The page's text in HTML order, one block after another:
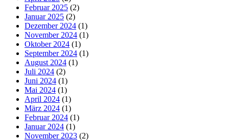
Februar 2025 (2)
Januar 2025 (2)
Dezember 2024 (1)
November 2024 (1)
Oktober 2024 (1)
September 2024 (1)
August 2024 (1)
Juli 2024 (2)
Juni 2024 (1)
Mai 2024 (1)
April 2024 (1)
März 2024 (1)
Februar 2024 (1)
Januar 2024 (1)
November 2023 (2)